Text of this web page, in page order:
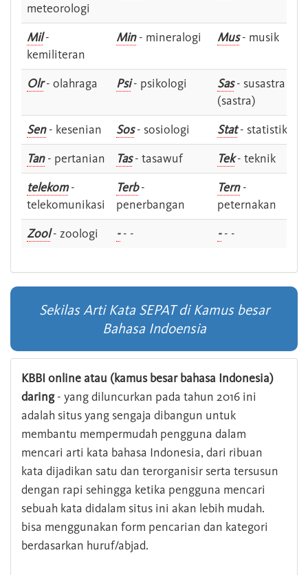
meteorologi
Mil-
kemiliteran
Min- mineralogi Mus- musik
Olr- olahraga Psi- psikologi Sas- susastra -
(sastra)
Sen- kesenian Sos- sosiologi Stat- statistik
Tan- pertanian Tas- tasawuf Tek- teknik
telekom-
telekomunikasi
Terb-
penerbangan
Tern-
peternakan
Zool- zoologi -- - -- -
Sekilas Arti Kata SEPAT di Kamus besar
Bahasa Indoensia
KBBI online atau (kamus besar bahasa Indonesia)
daring- yang diluncurkan pada tahun 2016 ini
adalah situs yang sengaja dibangun untuk
membantu mempermudah pengguna dalam
mencari arti kata bahasa Indonesia, dari ribuan
kata dijadikan satu dan terorganisir serta tersusun
dengan rapi sehingga ketika pengguna mencari
sebuah kata didalam situs ini akan lebih mudah.
bisa menggunakan form pencarian dan kategori
berdasarkan huruf/abjad.